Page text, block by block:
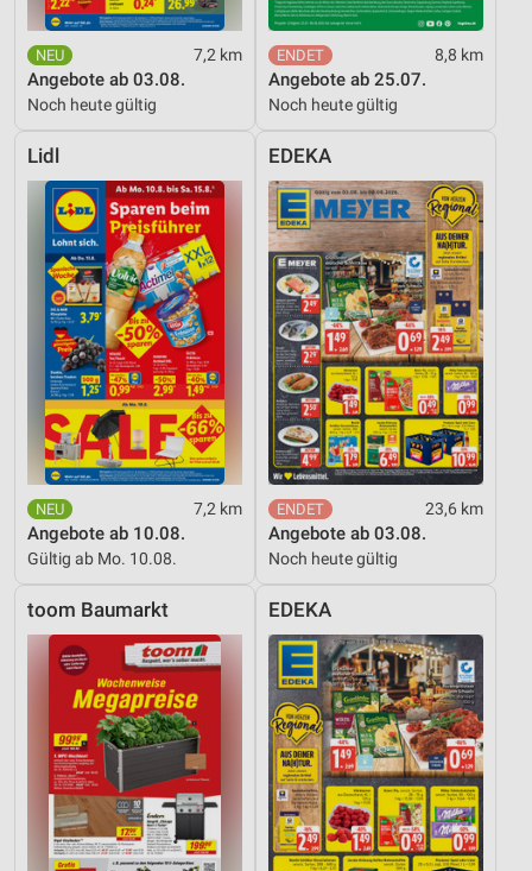
7,2 km
Angebote ab 03.08.
Noch heute gültig
8,8 km
Angebote ab 25.07.
Noch heute gültig
Lidl
7,2 km
Angebote ab 10.08.
Gültig ab Mo. 10.08.
EDEKA
23,6 km
Angebote ab 03.08.
Noch heute gültig
toom Baumarkt EDEKA